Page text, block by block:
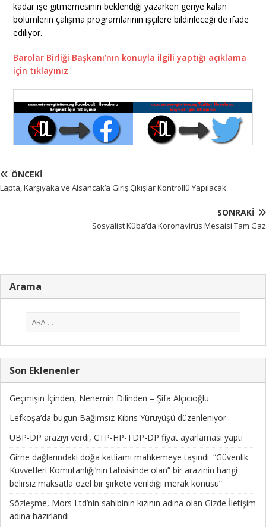
kadar işe gitmemesinin beklendiği yazarken geriye kalan
bölümlerin çalışma programlarının işçilere bildirileceği de ifade
ediliyor.
Barolar Birliği Başkanı’nın konuyla ilgili yaptığı açıklama
için tıklayınız
ÖNCEKI
Lapta, Karşıyaka ve Alsancak’a Giriş Çıkışlar Kontrollü Yapılacak
SONRAKI
Sosyalist Küba’da Koronavirüs Mesaisi Tam Gaz
Arama
Son Eklenenler
Geçmişin İçinden, Nenemin Dilinden – Şifa Alçıcıoğlu
Lefkoşa’da bugün Bağımsız Kıbrıs Yürüyüşü düzenleniyor
UBP-DP araziyi verdi, CTP-HP-TDP-DP fiyat ayarlaması yaptı
Girne dağlarındaki doğa katliamı mahkemeye taşındı: “Güvenlik
Kuvvetleri Komutanlığı’nın tahsisinde olan” bir arazinin hangi
belirsiz maksatla özel bir şirkete verildiği merak konusu”
Sözleşme, Mors Ltd’nin sahibinin kızının adına olan Gizde İletişim
adına hazırlandı